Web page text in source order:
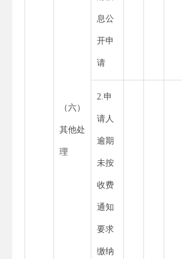
（六）
其他处
理
息公
开申
请
2.申
请人
逾期
未按
收费
通知
要求
缴纳